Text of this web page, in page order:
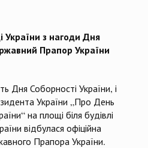
України з нагоди Дня
Прапор України
Дня Соборності України, і
України „Про День
на площі біля будівлі
відбулася офіційна
Прапора України.